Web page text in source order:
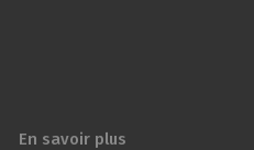
En savoir plus